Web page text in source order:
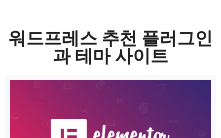
워드프레스 추천 플러그인
과 테마 사이트